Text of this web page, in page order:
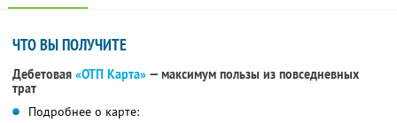
ЧТО ВЫ ПОЛУЧИТЕ
Дебетовая «ОТП Карта» — максимум пользы из повседневных
трат
Подробнее о карте: